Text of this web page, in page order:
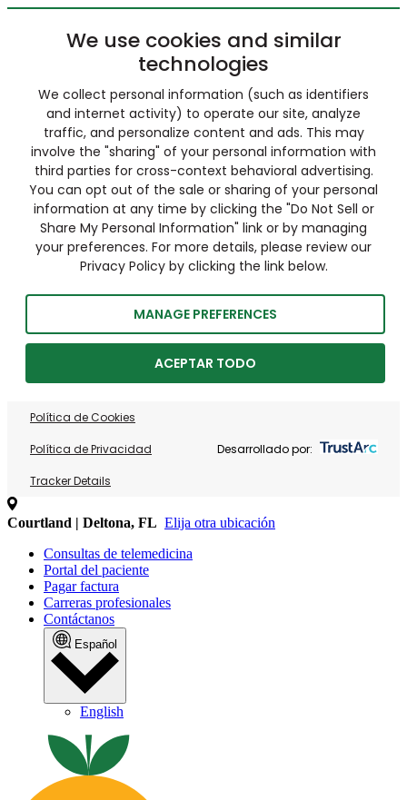
We use cookies and similar
technologies
We collect personal information (such as identifiers
and internet activity) to operate our site, analyze
traffic, and personalize content and ads. This may
involve the "sharing" of your personal information with
third parties for cross-context behavioral advertising.
You can opt out of the sale or sharing of your personal
information at any time by clicking the "Do Not Sell or
Share My Personal Information" link or by managing
your preferences. For more details, please review our
Privacy Policy by clicking the link below.
MANAGE PREFERENCES
ACEPTAR TODO
Política de Cookies
Política de Privacidad
Tracker Details
Desarrollado por:
Courtland | Deltona, FL Elija otra ubicación
Consultas de telemedicina
Portal del paciente
Pagar factura
Carreras profesionales
Contáctanos
Español
English